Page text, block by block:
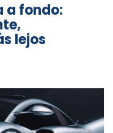
a fondo:
lejos